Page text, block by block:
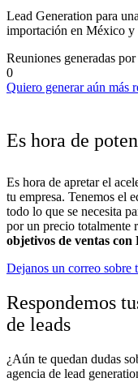
Lead Generation para
importación en México y
Reuniones generadas por
0
Quiero generar aún más
Es hora de
Es hora de apretar el
tu empresa. Tenemos el
todo lo que se necesita
por un precio totalmente
objetivos de ventas con
Dejanos un correo sobre
Respondemos
de leads
¿Aún te quedan dudas
agencia de lead